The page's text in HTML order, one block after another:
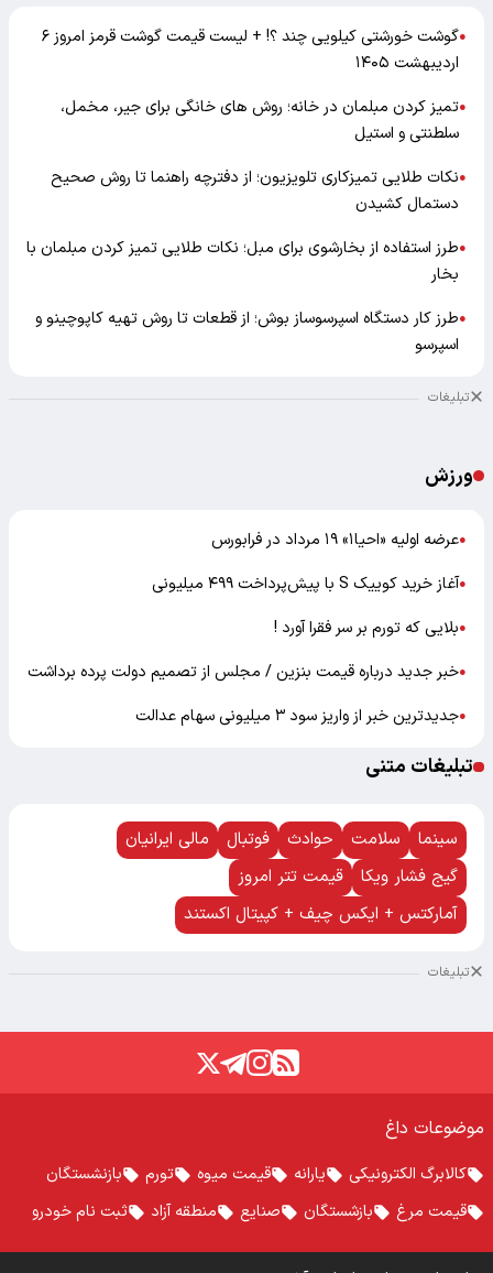
●
گوشت خورشتی کیلویی چند ؟! + لیست قیمت گوشت قرمز امروز ۶
اردیبهشت ۱۴۰۵
●تمیز کردن مبلمان در خانه؛ روش های خانگی برای جیر، مخمل،
سلطنتی و استیل
●نکات طلایی تمیزکاری تلویزیون؛ از دفترچه راهنما تا روش صحیح
دستمال کشیدن
●طرز استفاده از بخارشوی برای مبل؛ نکات طلایی تمیز کردن مبلمان با
بخار
●طرز کار دستگاه اسپرسوساز بوش؛ از قطعات تا روش تهیه کاپوچینو و
اسپرسو
تبلیغات
ورزش
●عرضه اولیه «احیا۱» ۱۹ مرداد در فرابورس
●آغاز خرید کوییک S با پیش‌پرداخت ۴۹۹ میلیونی
●بلایی که تورم بر سر فقرا آورد !
●خبر جدید درباره قیمت بنزین / مجلس از تصمیم دولت پرده برداشت
●جدیدترین خبر از واریز سود ۳ میلیونی سهام عدالت
تبلیغات متنی
سینما سلامت حوادث فوتبال
مالی ایرانیان
گیج فشار ویکا
قیمت تتر امروز
آمارکتس + ایکس چیف + کپیتال اکستند
تبلیغات
موضوعات داغ
کالابرگ الکترونیکی یارانه قیمت میوه تورم
بازنشستگان
قیمت مرغ
بازشستگان صنایع منطقه آزاد ثبت نام خودرو